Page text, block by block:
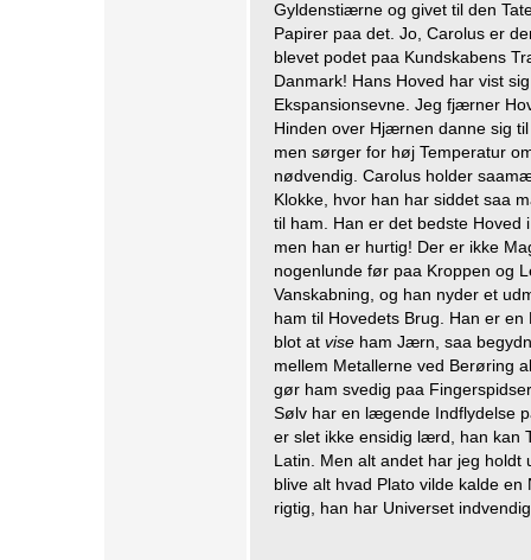
Gyldenstiærne og givet til den
Papirer paa det. Jo, Carolus er
blevet podet paa Kundskabens
Danmark! Hans Hoved har vist
Ekspansionsevne. Jeg fjærner
Hinden over Hjærnen danne sig
men sørger for høj Temperatur
nødvendig. Carolus holder
Klokke, hvor han har siddet saa
til ham. Han er det bedste Hoved
men han er hurtig! Der er ikke
nogenlunde før paa Kroppen og
Vanskabning, og han nyder et
ham til Hovedets Brug. Han er
blot at viseham Jærn, saa
mellem Metallerne ved Berøring
gør ham svedig paa
Sølv har en lægende Indflydelse
er slet ikke ensidig lærd, han kan
Latin. Men alt andet har jeg
blive alt hvad Plato vilde kalde
rigtig, han har Universet